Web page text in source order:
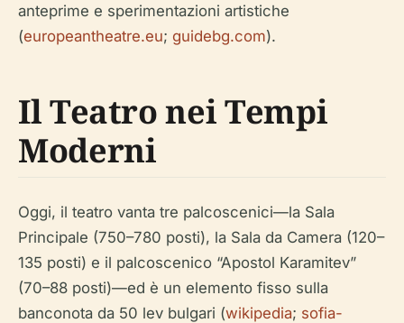
anteprime e sperimentazioni artistiche
(europeantheatre.eu; guidebg.com).
Il Teatro nei Tempi
Moderni
Oggi, il teatro vanta tre palcoscenici—la Sala
Principale (750–780 posti), la Sala da Camera (120–
135 posti) e il palcoscenico “Apostol Karamitev”
(70–88 posti)—ed è un elemento fisso sulla
banconota da 50 lev bulgari (wikipedia; sofia-